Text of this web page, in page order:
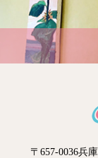
〒657-0036兵